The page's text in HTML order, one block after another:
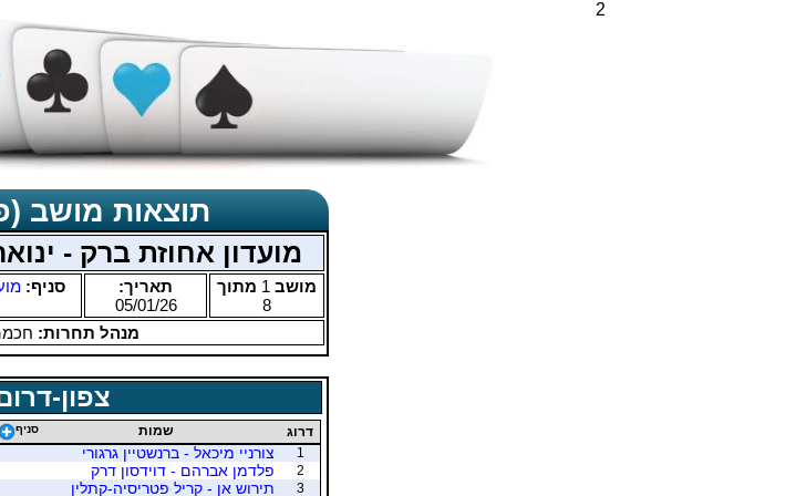
2
תוצאות מושב
מועדון אחוזת ברק - ינואר -
מושב 1 מתוך
8
תאריך:
05/01/26
סניף:
מנהל תחרות:
צפון-
דרוג שמות סניף
1
צורניי מיכאל - ברנשטיין גרגורי
2
פלדמן אברהם - דוידסון דרק
3
תירוש אן - קריל פטריסיה-קתלין